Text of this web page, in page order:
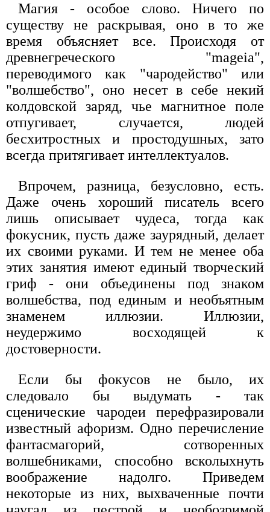
Магия - особое слово. Ничего по
существу не раскрывая, оно в то же
время объясняет все. Происходя от
древнегреческого "mageia",
переводимого как "чародейство" или
"волшебство", оно несет в себе некий
колдовской заряд, чье магнитное поле
отпугивает, случается, людей
бесхитростных и простодушных, зато
всегда притягивает интеллектуалов.
Впрочем, разница, безусловно, есть.
Даже очень хороший писатель всего
лишь описывает чудеса, тогда как
фокусник, пусть даже заурядный, делает
их своими руками. И тем не менее оба
этих занятия имеют единый творческий
гриф - они объединены под знаком
волшебства, под единым и необъятным
знаменем иллюзии. Иллюзии,
неудержимо восходящей к
достоверности.
Если бы фокусов не было, их
следовало бы выдумать - так
сценические чародеи перефразировали
известный афоризм. Одно перечисление
фантасмагорий, сотворенных
волшебниками, способно всколыхнуть
воображение надолго. Приведем
некоторые из них, выхваченные почти